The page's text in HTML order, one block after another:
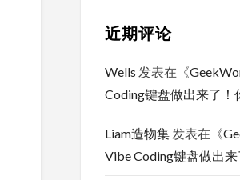
近期评论
Wells 发表在《
Coding键盘做出来了！
Liam造物集 发表在《
Vibe Coding键盘做出